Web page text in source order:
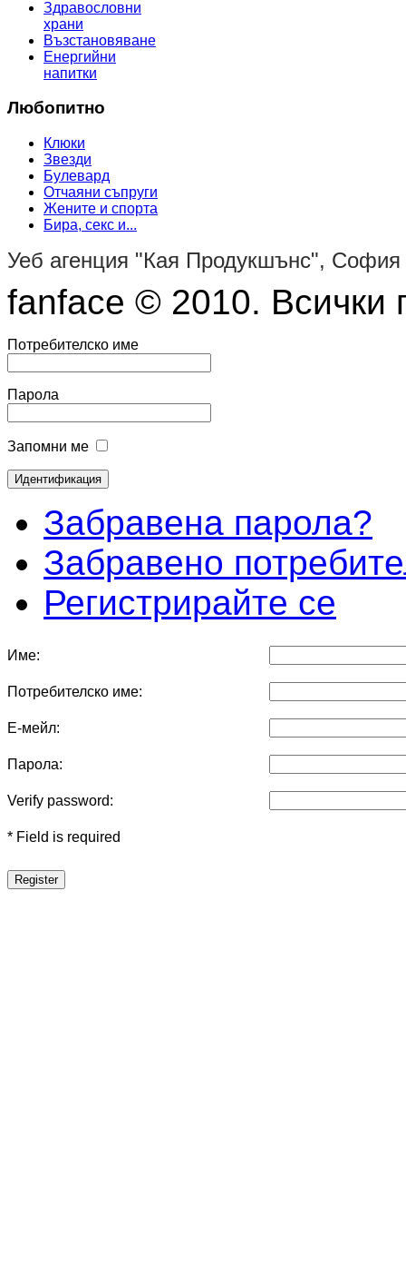
Здравословни
храни
Възстановяване
Енергийни
напитки
Любопитно
Клюки
Звезди
Булевард
Отчаяни съпруги
Жените и спорта
Бира, секс и...
Уеб агенция "Кая Продукшънс", София
fanface © 2010. Всички
Потребителско име
Парола
Запомни ме
Забравена парола?
Забравено
Регистрирайте се
Име:
Потребителско име:
Е-мейл:
Парола:
Verify password:
* Field is required
Register